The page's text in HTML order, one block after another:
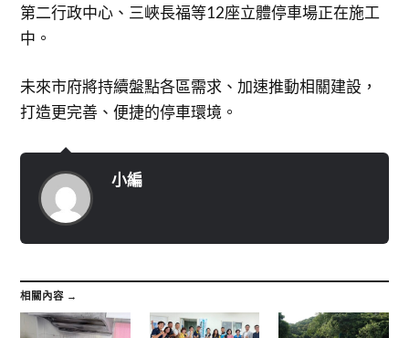
第二行政中心、三峽長福等12座立體停車場正在施工
中。
未來市府將持續盤點各區需求、加速推動相關建設，
打造更完善、便捷的停車環境。
小編
相關內容 →